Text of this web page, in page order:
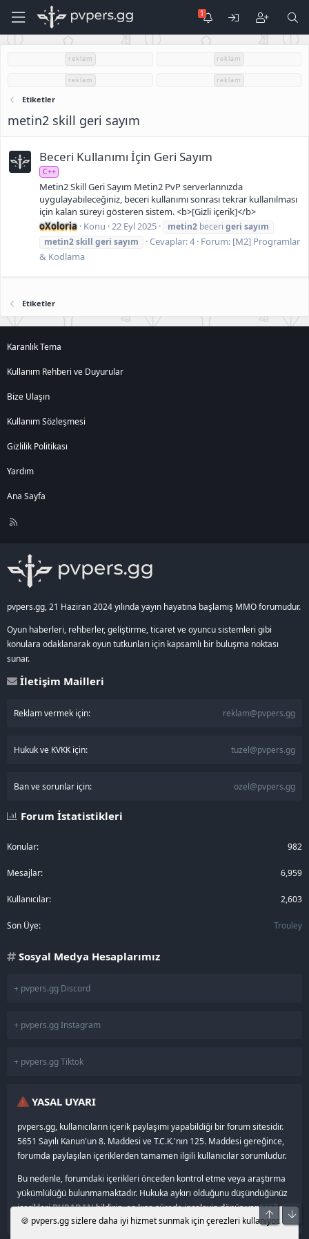
reklam reklam
reklam reklam
Etiketler
metin2 skill geri sayım
Beceri Kullanımı İçin Geri Sayım
C++
Metin2 Skill Geri Sayım Metin2 PvP serverlarınızda
uygulayabileceğiniz, beceri kullanımı sonrası tekrar kullanılması
için kalan süreyi gösteren sistem. <b>[Gizli içerik]</b>
oXoloria Konu 22 Eyl 2025 metin2 beceri geri sayım
metin2skill geri sayım Cevaplar: 4 Forum: [M2] Programlar
& Kodlama
Etiketler
Karanlık Tema
Kullanım Rehberi ve Duyurular
Bize Ulaşın
Kullanım Sözleşmesi
Gizlilik Politikası
Yardım
Ana Sayfa
R
pvpers.gg, 21 Haziran 2024 yılında yayın hayatına başlamış MMO forumudur.
Oyun haberleri, rehberler, geliştirme, ticaret ve oyuncu sistemleri gibi
konulara odaklanarak oyun tutkunları için kapsamlı bir buluşma noktası
sunar.
İletişim Mailleri
Reklam vermek için: reklam@pvpers.gg
Hukuk ve KVKK için: tuzel@pvpers.gg
Ban ve sorunlar için: ozel@pvpers.gg
Forum İstatistikleri
Konular 982
Mesajlar 6,959
Kullanıcılar 2,603
Son Üye Trouley
Sosyal Medya Hesaplarımız
+ pvpers.gg Discord
+ pvpers.gg Instagram
+ pvpers.gg Tiktok
YASAL UYARI
pvpers.gg, kullanıcıların içerik paylaşımı yapabildiği bir forum sitesidir.
5651 Sayılı Kanun'un 8. Maddesi ve T.C.K.'nın 125. Maddesi gereğince,
forumda paylaşılan içeriklerden tamamen ilgili kullanıcılar sorumludur.
Bu nedenle, forumdaki içerikleri önceden kontrol etme veya araştırma
yükümlülüğü bulunmamaktadır. Hukuka aykırı olduğunu düşündüğünüz
içerikleriBURADANbildirin, en kısa sürede inceleyip dönüş yapacağız.
🍪 pvpers.gg sizlere daha iyi hizmet sunmak için çerezleri kullanıyor.
Üst Alt